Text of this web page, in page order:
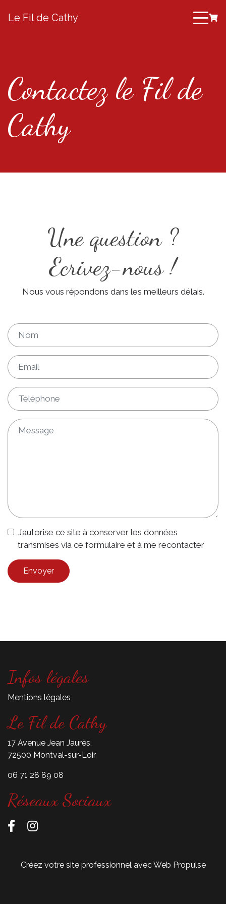
Le Fil de Cathy
Contactez le Fil de
Cathy
Une question ?
Ecrivez-nous !
Nous vous répondons dans les meilleurs délais.
J’autorise ce site à conserver les données
transmises via ce formulaire et à me recontacter
Envoyer
Infos légales
Mentions légales
Le Fil de Cathy
17 Avenue Jean Jaurès,
72500 Montval-sur-Loir
06 71 28 89 08
Réseaux Sociaux
Créez votre site professionnel avec Web Propulse